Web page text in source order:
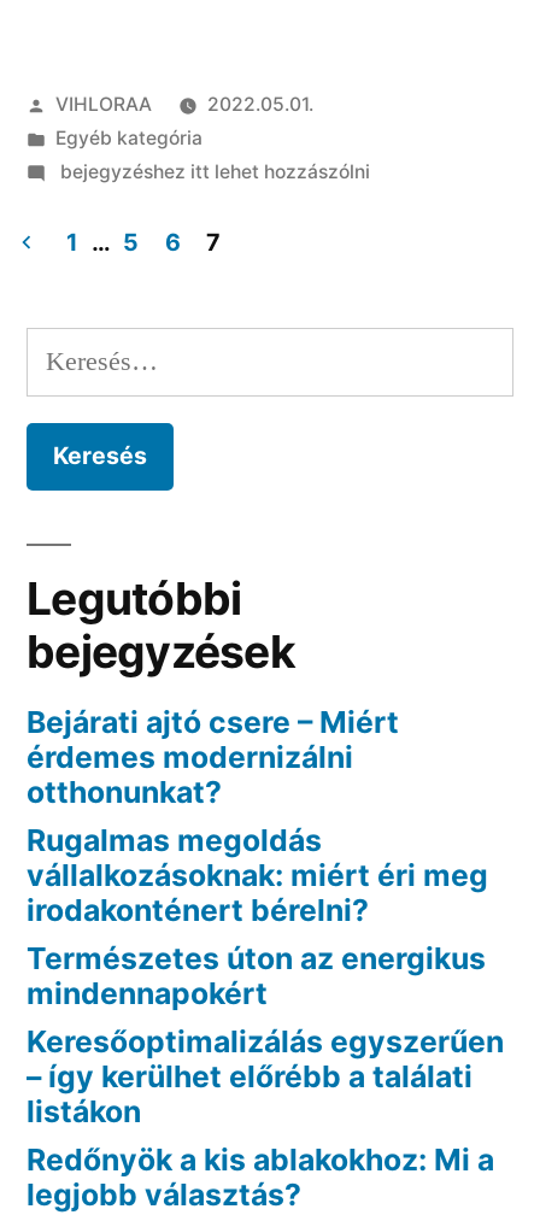
Szerző:
VIHLORAA
2022.05.01.
Kategória:
Egyéb kategória
on
bejegyzéshez itt lehet hozzászólni
navigáció
1 … 5 6 7
Keresés:
Legutóbbi
bejegyzések
Bejárati ajtó csere – Miért
érdemes modernizálni
otthonunkat?
Rugalmas megoldás
vállalkozásoknak: miért éri meg
irodakonténert bérelni?
Természetes úton az energikus
mindennapokért
Keresőoptimalizálás egyszerűen
– így kerülhet előrébb a találati
listákon
Redőnyök a kis ablakokhoz: Mi a
legjobb választás?